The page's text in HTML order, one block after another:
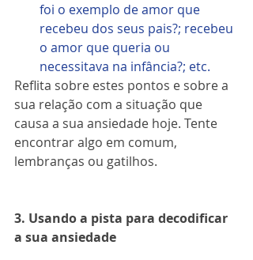
foi o exemplo de amor que
recebeu dos seus pais?; recebeu
o amor que queria ou
necessitava na infância?; etc.
Reflita sobre estes pontos e sobre a
sua relação com a situação que
causa a sua ansiedade hoje. Tente
encontrar algo em comum,
lembranças ou gatilhos.
3. Usando a pista para decodificar
a sua ansiedade